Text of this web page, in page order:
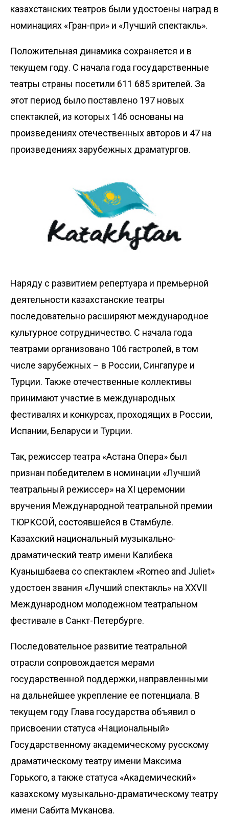
казахстанских театров были удостоены наград в
номинациях «Гран-при» и «Лучший спектакль».
Положительная динамика сохраняется и в
текущем году. С начала года государственные
театры страны посетили 611 685 зрителей. За
этот период было поставлено 197 новых
спектаклей, из которых 146 основаны на
произведениях отечественных авторов и 47 на
произведениях зарубежных драматургов.
Наряду с развитием репертуара и премьерной
деятельности казахстанские театры
последовательно расширяют международное
культурное сотрудничество. С начала года
театрами организовано 106 гастролей, в том
числе зарубежных – в России, Сингапуре и
Турции. Также отечественные коллективы
принимают участие в международных
фестивалях и конкурсах, проходящих в России,
Испании, Беларуси и Турции.
Так, режиссер театра «Астана Опера» был
признан победителем в номинации «Лучший
театральный режиссер» на XI церемонии
вручения Международной театральной премии
ТЮРКСОЙ, состоявшейся в Стамбуле.
Казахский национальный музыкально-
драматический театр имени Калибека
Куанышбаева со спектаклем «Romeo and Juliet»
удостоен звания «Лучший спектакль» на XXVII
Международном молодежном театральном
фестивале в Санкт-Петербурге.
Последовательное развитие театральной
отрасли сопровождается мерами
государственной поддержки, направленными
на дальнейшее укрепление ее потенциала. В
текущем году Глава государства объявил о
присвоении статуса «Национальный»
Государственному академическому русскому
драматическому театру имени Максима
Горького, а также статуса «Академический»
казахскому музыкально-драматическому театру
имени Сабита Муканова.